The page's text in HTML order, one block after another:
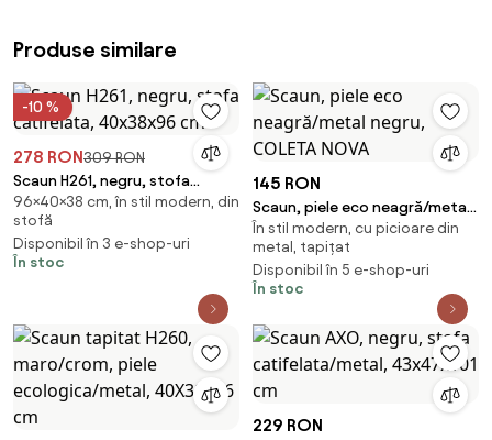
Produse similare
-10 %
278 RON309 RON
Scaun H261, negru, stofa
catifelata, 40x38x96 cm
96×40×38 cm, în stil modern, din
stofă
Disponibil în 3 e-shop-uri
În stoc
145 RON
Scaun, piele eco neagră/metal
negru, COLETA NOVA
În stil modern, cu picioare din
metal, tapițat
Disponibil în 5 e-shop-uri
În stoc
229 RON